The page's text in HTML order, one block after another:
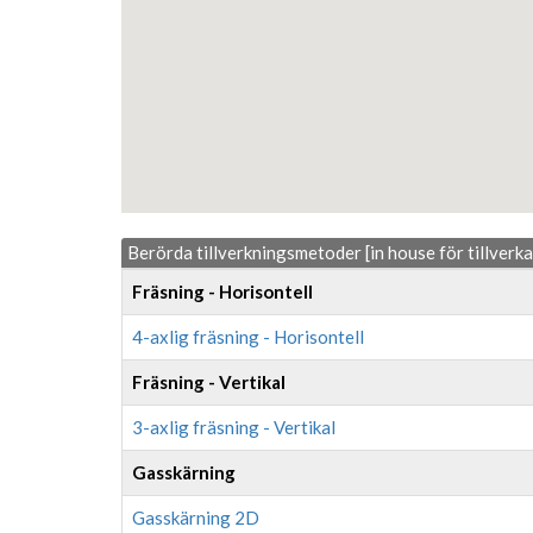
Berörda tillverkningsmetoder [in house för
Fräsning - Horisontell
4-axlig fräsning - Horisontell
Fräsning - Vertikal
3-axlig fräsning - Vertikal
Gasskärning
Gasskärning 2D